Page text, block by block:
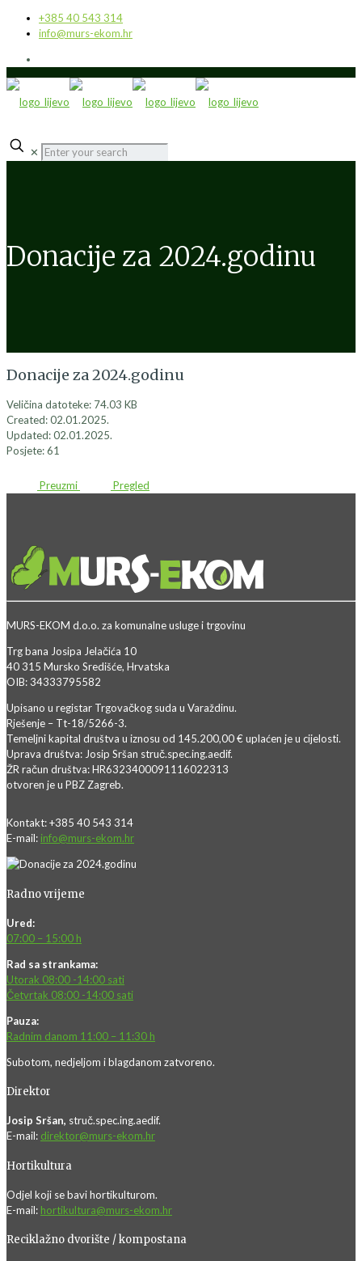
+385 40 543 314
info@murs-ekom.hr
✕
Donacije za 2024.godinu
Donacije za 2024.godinu
Veličina datoteke: 74.03 KB
Created: 02.01.2025.
Updated: 02.01.2025.
Posjete: 61
Preuzmi Pregled
MURS-EKOM d.o.o. za komunalne usluge i trgovinu
Trg bana Josipa Jelačića 10
40 315 Mursko Središće, Hrvatska
OIB: 34333795582
Upisano u registar Trgovačkog suda u Varaždinu.
Rješenje – Tt-18/5266-3.
Temeljni kapital društva u iznosu od 145.200,00 € uplaćen je u cijelosti.
Uprava društva: Josip Sršan struč.spec.ing.aedif.
ŽR račun društva: HR6323400091116022313
otvoren je u PBZ Zagreb.
Kontakt: +385 40 543 314
E-mail: info@murs-ekom.hr
Radno vrijeme
Ured:
07:00 – 15:00 h
Rad sa strankama:
Utorak 08:00 -14:00 sati
Četvrtak 08:00 -14:00 sati
Pauza:
Radnim danom 11:00 – 11:30 h
Subotom, nedjeljom i blagdanom zatvoreno.
Direktor
Josip Sršan, struč.spec.ing.aedif.
E-mail: direktor@murs-ekom.hr
Hortikultura
Odjel koji se bavi hortikulturom.
E-mail: hortikultura@murs-ekom.hr
Reciklažno dvorište / kompostana